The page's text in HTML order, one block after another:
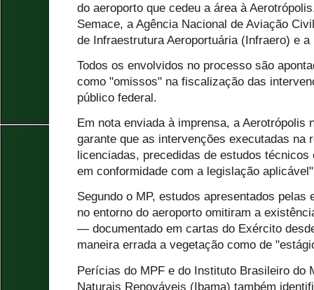
do aeroporto que cedeu a área à
Semace, a Agência Nacional de Aviação
de Infraestrutura Aeroportuária (Infraero) e a
Todos os envolvidos no processo são
como "omissos" na fiscalização das
público federal.
Em nota enviada à imprensa, a Aerotrópolis
garante que as intervenções executadas na
licenciadas, precedidas de estudos
em conformidade com a legislação
Segundo o MP, estudos apresentados
no entorno do aeroporto omitiram a
— documentado em cartas do Exército
maneira errada a vegetação como de
Perícias do MPF e do Instituto Brasileiro do
Naturais Renováveis (Ibama) também